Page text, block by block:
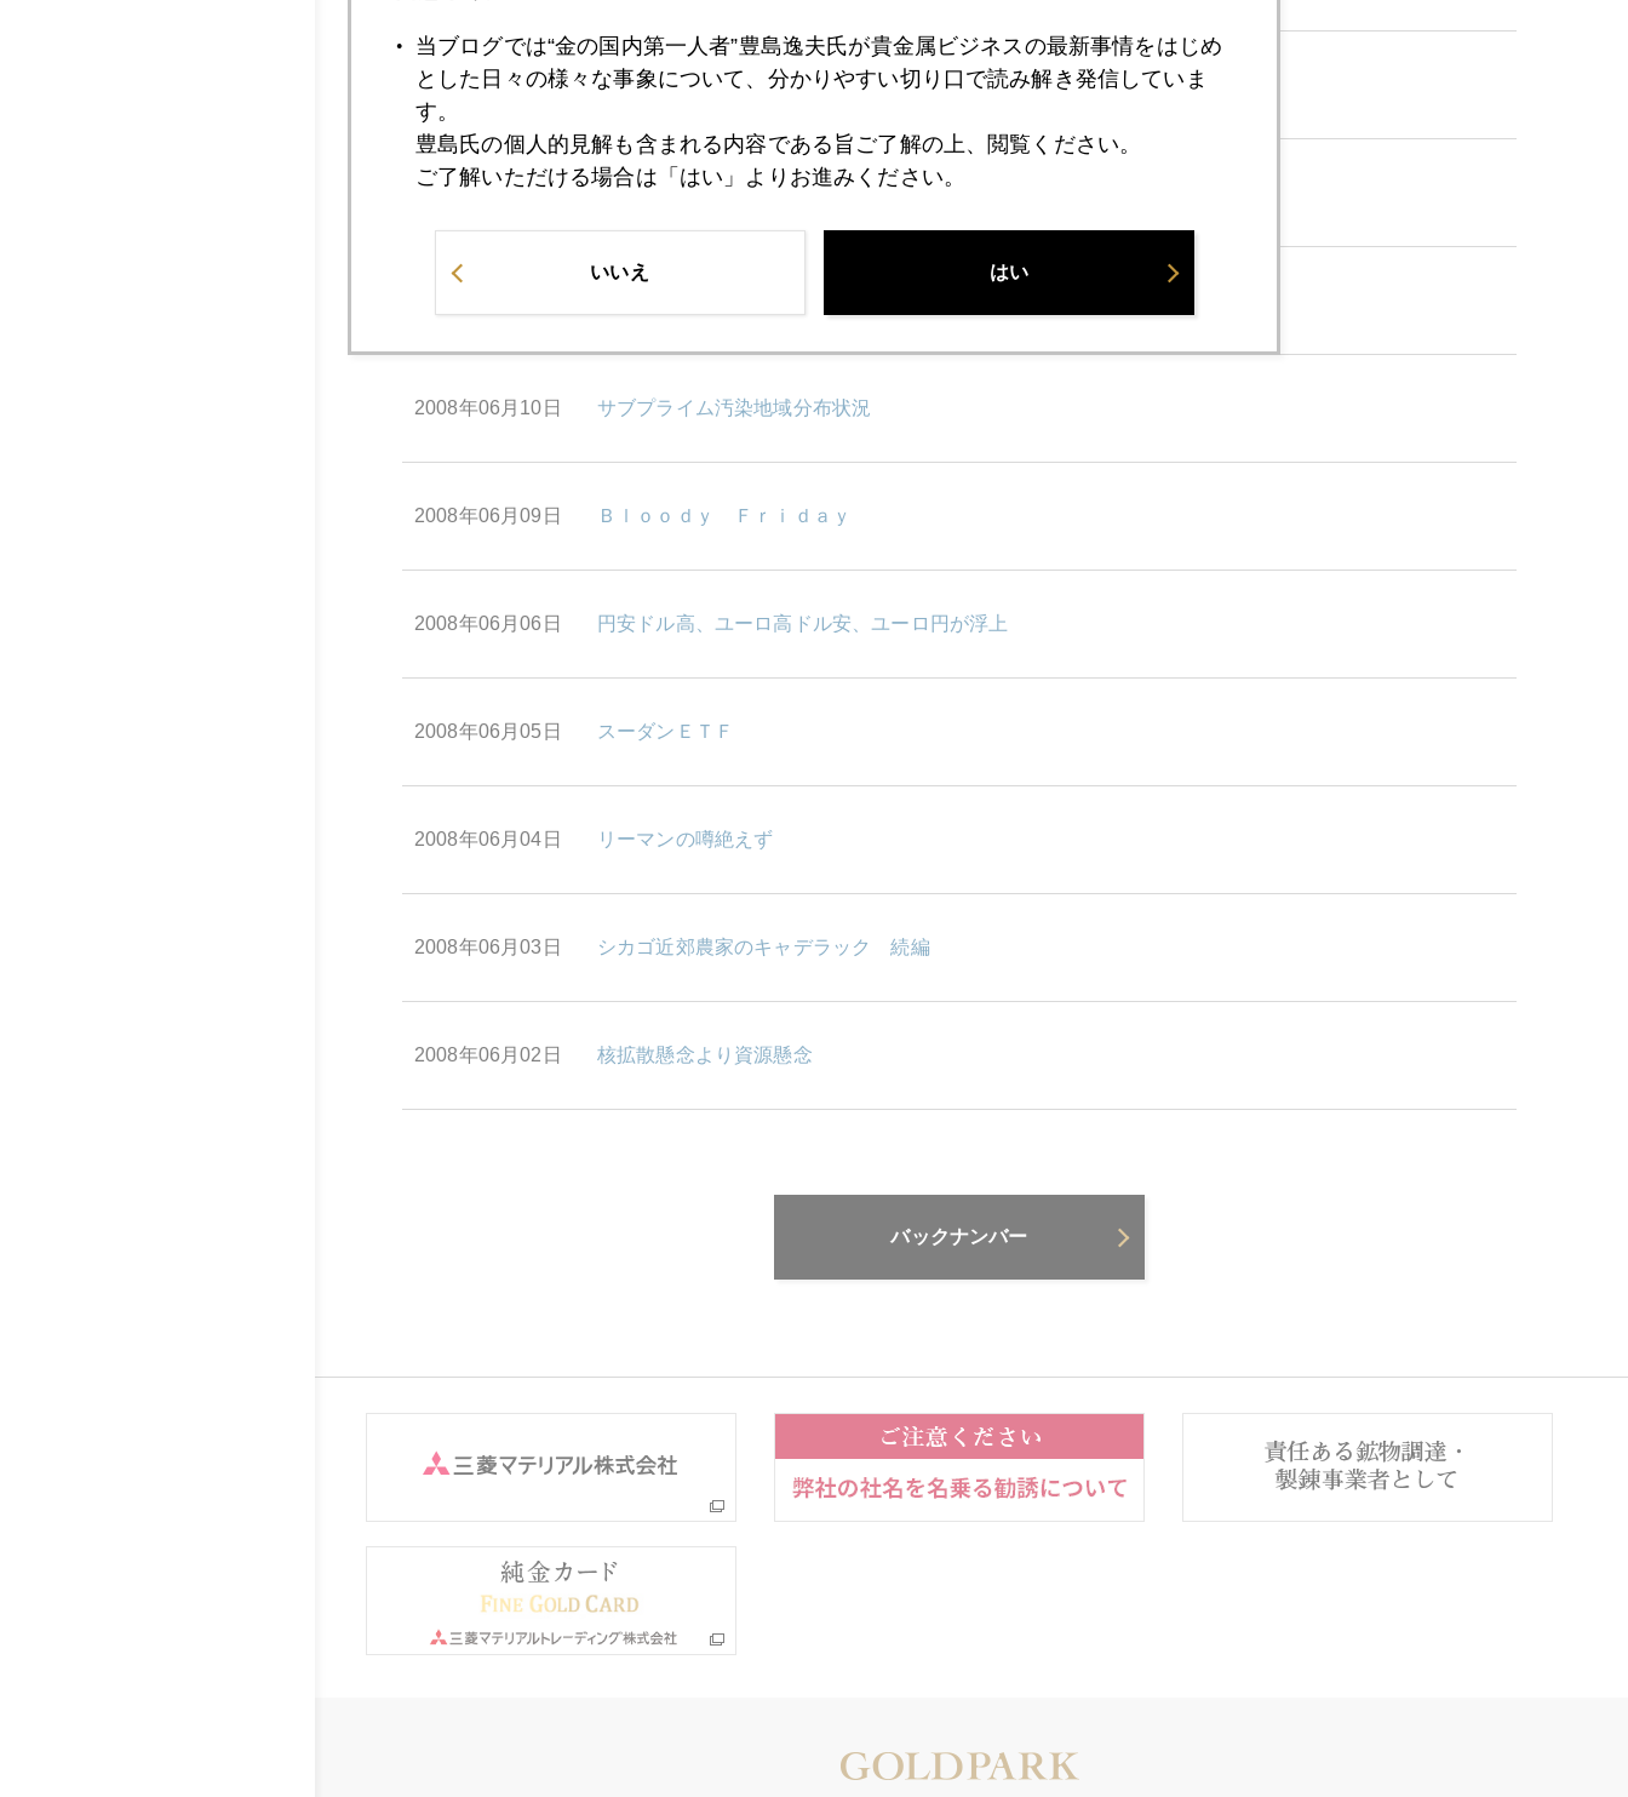
2008年06月13日 金ＥＴＦに関する質問
2008年06月12日 イランの金買い
2008年06月10日 サブプライム汚染地域分布状況
2008年06月09日 Ｂｌｏｏｄｙ Ｆｒｉｄａｙ
2008年06月06日 円安ドル高、ユーロ高ドル安、ユーロ円が浮上
2008年06月05日 スーダンＥＴＦ
2008年06月04日 リーマンの噂絶えず
2008年06月03日 シカゴ近郊農家のキャデラック 続編
2008年06月02日 核拡散懸念より資源懸念
バックナンバー
当ブログでは“金の国内第一人者”豊島逸夫氏が貴金属ビジネスの最新事情をはじめ
とした日々の様々な事象について、分かりやすい切り口で読み解き発信していま
す。
豊島氏の個人的見解も含まれる内容である旨ご了解の上、閲覧ください。
ご了解いただける場合は「はい」よりお進みください。
いいえ はい